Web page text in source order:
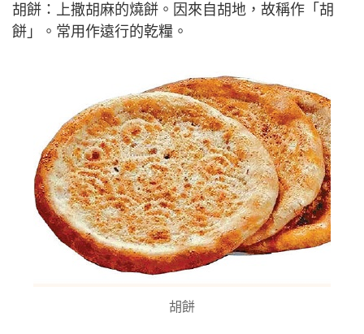
胡餅：上撒胡麻的燒餅。因來自胡地，故稱作「胡
餅」。常用作遠行的乾糧。
胡餅